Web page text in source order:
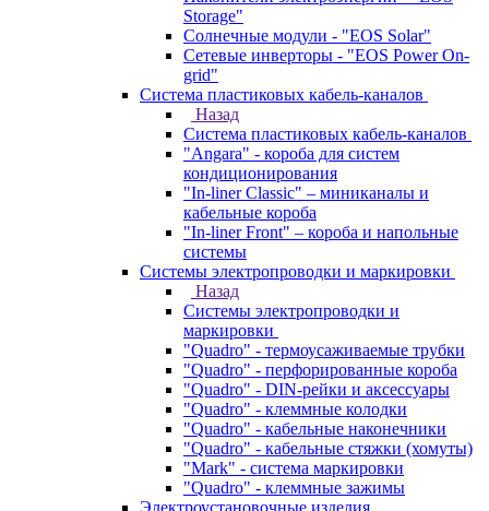
Storage"
Солнечные модули - "EOS Solar"
Сетевые инверторы - "EOS Power On-
grid"
Система пластиковых кабель-каналов
Назад
Система пластиковых кабель-каналов
"Angara" - короба для систем
кондиционирования
"In-liner Classic" – миниканалы и
кабельные короба
"In-liner Front" – короба и напольные
системы
Системы электропроводки и маркировки
Назад
Системы электропроводки и
маркировки
"Quadro" - термоусаживаемые трубки
"Quadro" - перфорированные короба
"Quadro" - DIN-рейки и аксессуары
"Quadro" - клеммные колодки
"Quadro" - кабельные наконечники
"Quadro" - кабельные стяжки (хомуты)
"Mark" - система маркировки
"Quadro" - клеммные зажимы
Электроустановочные изделия